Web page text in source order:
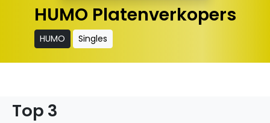
HUMO Platenverkopers
HUMO Singles
Top 3